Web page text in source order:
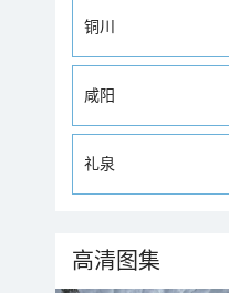
铜川
咸阳
礼泉
高清图集